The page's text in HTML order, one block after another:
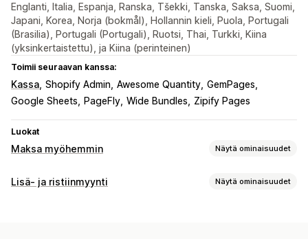
Englanti, Italia, Espanja, Ranska, Tšekki, Tanska, Saksa, Suomi,
Japani, Korea, Norja (bokmål), Hollannin kieli, Puola, Portugali
(Brasilia), Portugali (Portugali), Ruotsi, Thai, Turkki, Kiina
(yksinkertaistettu), ja Kiina (perinteinen)
Toimii seuraavan kanssa:
Kassa Shopify Admin Awesome Quantity GemPages
Google Sheets
PageFly Wide Bundles Zipify Pages
Luokat
Maksa myöhemmin Näytä ominaisuudet
Toimituksen yhteydessä suoritettavien maksujen hallinnointi
Lisä- ja ristiinmyynti Näytä ominaisuudet